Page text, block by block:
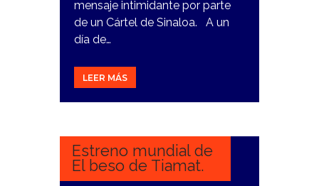
mensaje intimidante por parte
de un Cártel de Sinaloa. A un
día de…
LEER MÁS
5
Estreno mundial de
El beso de Tiamat.